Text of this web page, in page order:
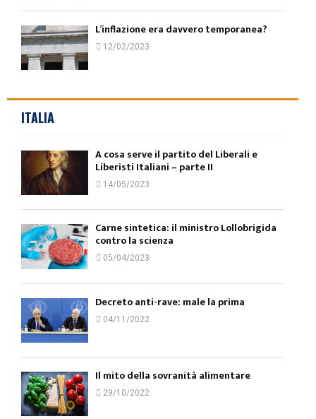
L’inflazione era davvero temporanea?
12/02/2023
ITALIA
A cosa serve il partito del Liberali e
Liberisti Italiani – parte II
14/05/2023
Carne sintetica: il ministro Lollobrigida
contro la scienza
05/04/2023
Decreto anti-rave: male la prima
04/11/2022
Il mito della sovranità alimentare
29/10/2022